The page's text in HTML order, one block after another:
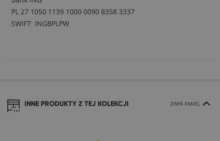
PL 27 1050 1139 1000 0090 8358 3337
SWIFT: INGBPLPW
INNE PRODUKTY Z TEJ KOLEKCJI ZWIŃ PANEL